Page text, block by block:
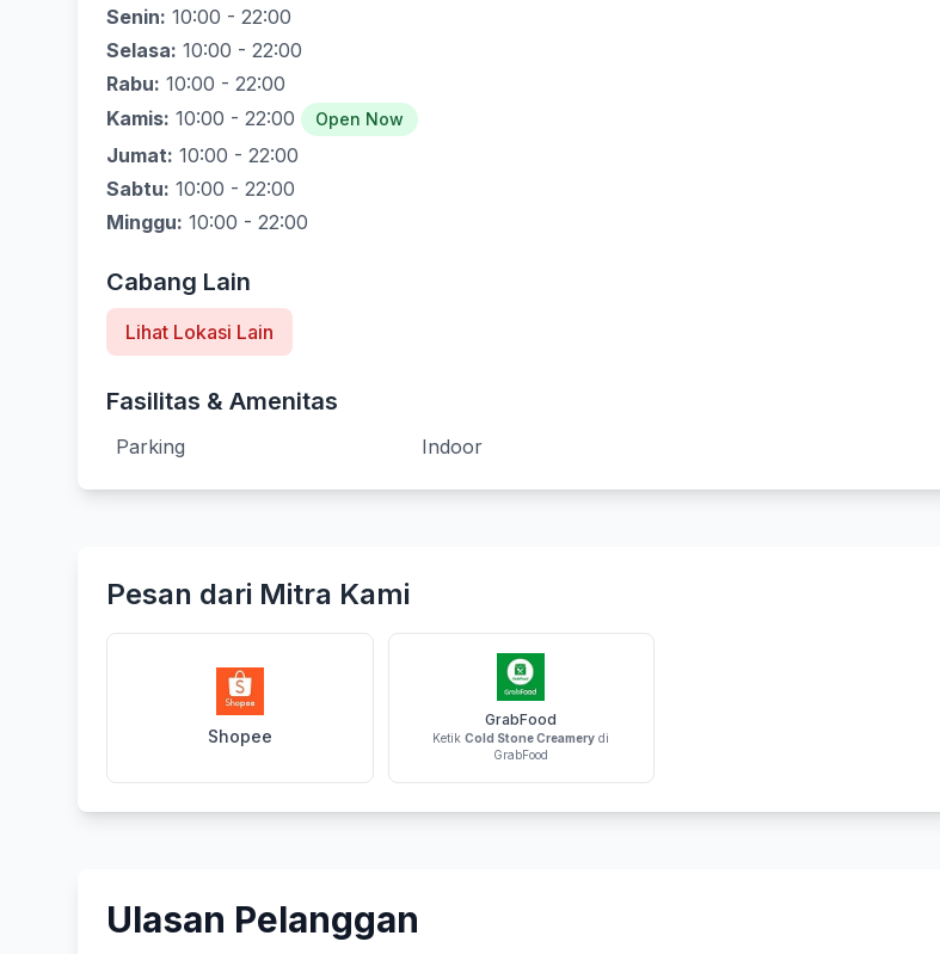
Senin: 10:00 - 22:00
Selasa: 10:00 - 22:00
Rabu: 10:00 - 22:00
Kamis: 10:00 - 22:00 Open Now
Jumat: 10:00 - 22:00
Sabtu: 10:00 - 22:00
Minggu: 10:00 - 22:00
Cabang Lain
Lihat Lokasi Lain
Fasilitas & Amenitas
Parking Indoor
Pesan dari Mitra Kami
Shopee
GrabFood
KetikCold Stone Creamery di
GrabFood
Ulasan Pelanggan